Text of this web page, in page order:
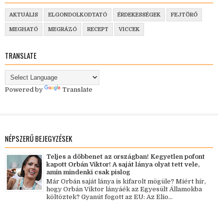
AKTUÁLIS ELGONDOLKODTATÓ ÉRDEKESSÉGEK FEJTÖRŐ
MEGHATÓ MEGRÁZÓ RECEPT VICCEK
TRANSLATE
Powered by Translate
NÉPSZERŰ BEJEGYZÉSEK
Teljes a döbbenet az országban! Kegyetlen pofont
kapott Orbán Viktor! A saját lánya olyat tett vele,
amin mindenki csak pislog
Már Orbán saját lánya is kifarolt mögüle? Miért hír,
hogy Orbán Viktor lányáék az Egyesült Államokba
költöztek? Gyanút fogott az EU: Az Elio...